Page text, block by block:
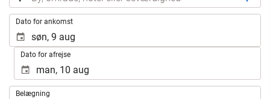
Dato for ankomst
Dato for afrejse
Belægning
Belægning